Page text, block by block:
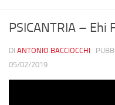
PSICANTRIA – Ehi
DI ANTONIO BACCIOCCHI ·
05/02/2019